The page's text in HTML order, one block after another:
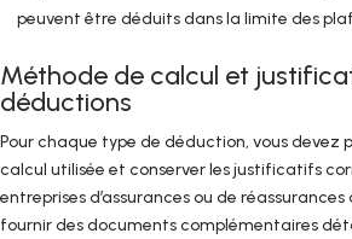
peuvent être déduits dans la limite des
Méthode de calcul et
déductions
Pour chaque type de déduction, vous devez
calcul utilisée et conserver les justificatifs
entreprises d’assurances ou de
fournir des documents complémentaires